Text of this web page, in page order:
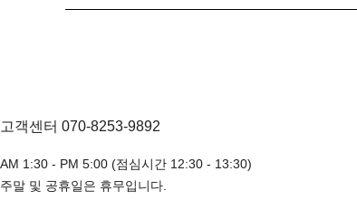
고객센터 070-8253-9892
AM 1:30 - PM 5:00 (점심시간 12:30 - 13:30)
주말 및 공휴일은 휴무입니다.